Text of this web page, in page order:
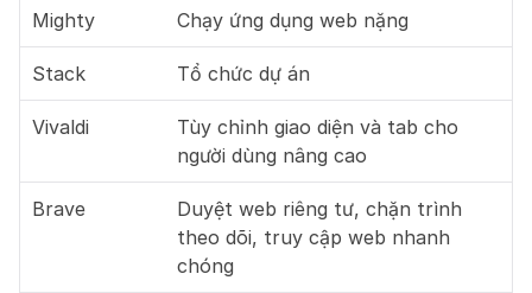
Mighty Chạy ứng dụng web nặng
Stack Tổ chức dự án
Vivaldi
Tùy chỉnh giao diện và tab cho
người dùng nâng cao
Brave
Duyệt web riêng tư, chặn trình
theo dõi, truy cập web nhanh
chóng